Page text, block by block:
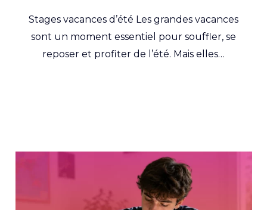
Stages vacances d’été Les grandes vacances
sont un moment essentiel pour souffler, se
reposer et profiter de l’été. Mais elles…